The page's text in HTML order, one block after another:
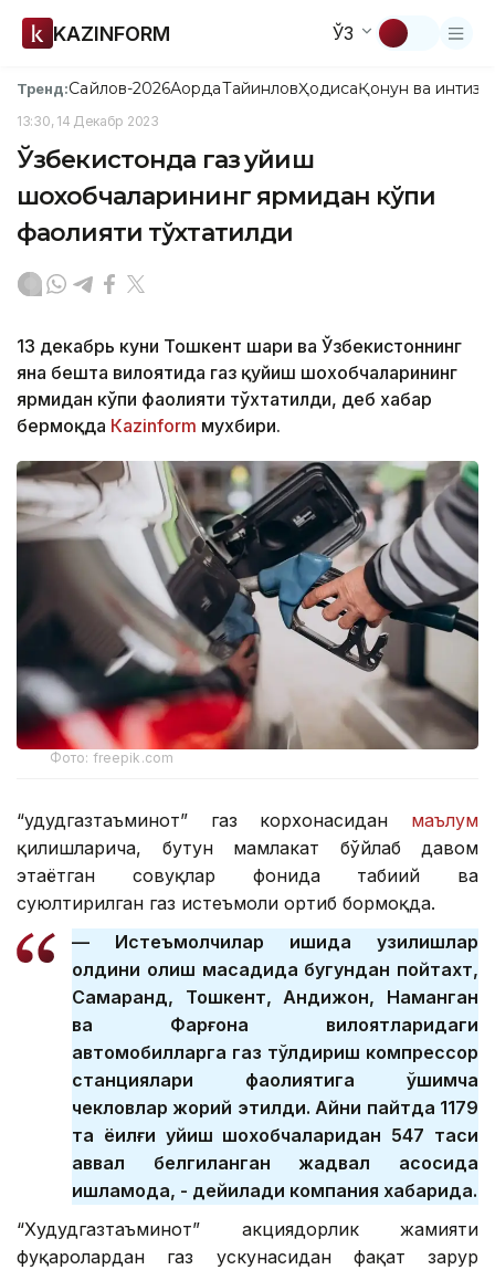
KAZINFORM ЎЗ
Тренд:Сайлов-2026АқордаТайинловҲодисаҚонун ва
13:30, 14 Декабр 2023
Ўзбекистонда газ қуйиш
шохобчаларининг ярмидан кўпи
фаолияти тўхтатилди
13 декабрь куни Тошкент шаҳри ва Ўзбекистоннинг
яна бешта вилоятида газ қуйиш шохобчаларининг
ярмидан кўпи фаолияти тўхтатилди, деб хабар
бермоқда Кazinform мухбири.
Фото: freepik.com
“Ҳудудгазтаъминот” газ корхонасидан маълум
қилишларича, бутун мамлакат бўйлаб давом
этаётган совуқлар фонида табиий ва
суюлтирилган газ истеъмоли ортиб бормоқда.
— Истеъмолчилар ишида узилишлар
олдини олиш мақсадида бугундан пойтахт,
Самарқанд, Тошкент, Андижон, Наманган
ва Фарғона вилоятларидаги
автомобилларга газ тўлдириш компрессор
станциялари фаолиятига қўшимча
чекловлар жорий этилди. Айни пайтда 1179
та ёқилғи қуйиш шохобчаларидан 547 таси
аввал белгиланган жадвал асосида
ишламоқда, - дейилади компания хабарида.
“Худудгазтаъминот” акциядорлик жамияти
фуқаролардан газ ускунасидан фақат зарур